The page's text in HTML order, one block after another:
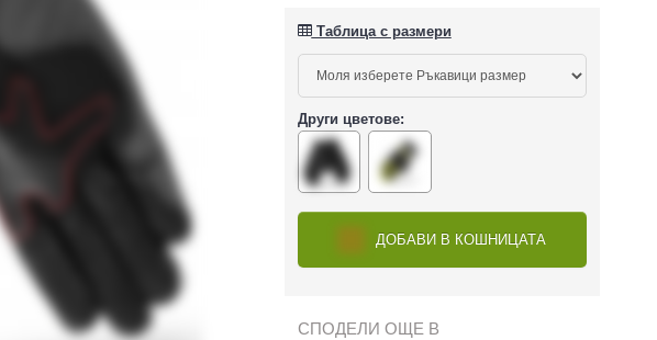
Таблица с размери
Други цветове:
ДОБАВИ В КОШНИЦАТА
СПОДЕЛИ ОЩЕ В